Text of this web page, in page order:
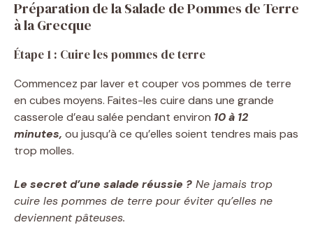
Préparation de la Salade de Pommes de Terre
à la Grecque
Étape 1 : Cuire les pommes de terre
Commencez par laver et couper vos pommes de terre
en cubes moyens. Faites-les cuire dans une grande
casserole d’eau salée pendant environ 10 à 12
minutes, ou jusqu’à ce qu’elles soient tendres mais pas
trop molles.
Le secret d’une salade réussie ? Ne jamais trop
cuire les pommes de terre pour éviter qu’elles ne
deviennent pâteuses.